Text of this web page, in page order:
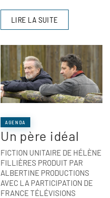
LIRE LA SUITE
AGENDA
Un père idéal
FICTION UNITAIRE DE HÉLÈNE
FILLIÈRES PRODUIT PAR
ALBERTINE PRODUCTIONS
AVEC LA PARTICIPATION DE
FRANCE TÉLÉVISIONS